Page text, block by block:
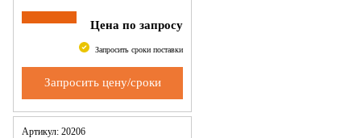
Цена по запросу
Запросить сроки поставки
Запросить цену/сроки
Артикул: 20206